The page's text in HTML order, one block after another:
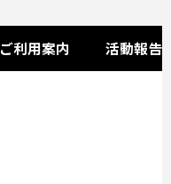
ご利用案内 活動報告